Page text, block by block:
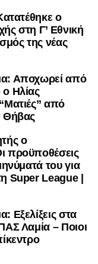
ο
στη Γ’ Εθνική
της νέας
Αποχωρεί από
Ηλίας
από
Θήβας
ο
προϋποθέσεις
του για
Super League |
Εξελίξεις στα
Λαμία – Ποιοι